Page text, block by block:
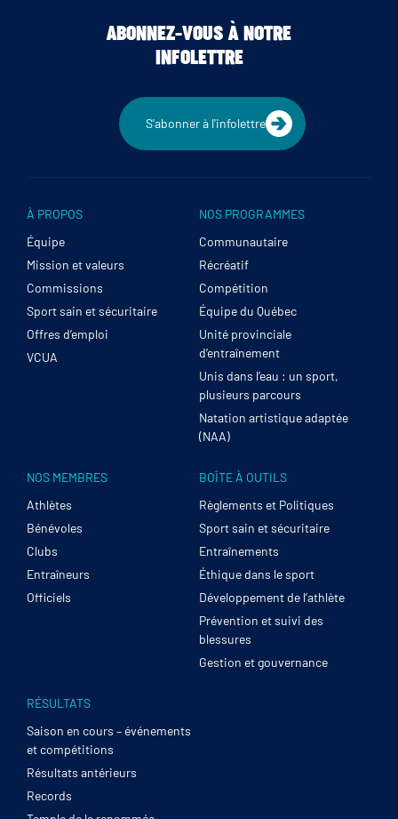
ABONNEZ-VOUS À NOTRE
INFOLETTRE
S'abonner à l'infolettre
À PROPOS
Équipe
Mission et valeurs
Commissions
Sport sain et sécuritaire
Offres d’emploi
VCUA
NOS PROGRAMMES
Communautaire
Récréatif
Compétition
Équipe du Québec
Unité provinciale
d’entraînement
Unis dans l’eau : un sport,
plusieurs parcours
Natation artistique adaptée
(NAA)
NOS MEMBRES
Athlètes
Bénévoles
Clubs
Entraîneurs
Officiels
BOÎTE À OUTILS
Règlements et Politiques
Sport sain et sécuritaire
Entraînements
Éthique dans le sport
Développement de l’athlète
Prévention et suivi des
blessures
Gestion et gouvernance
RÉSULTATS
Saison en cours – événements
et compétitions
Résultats antérieurs
Records